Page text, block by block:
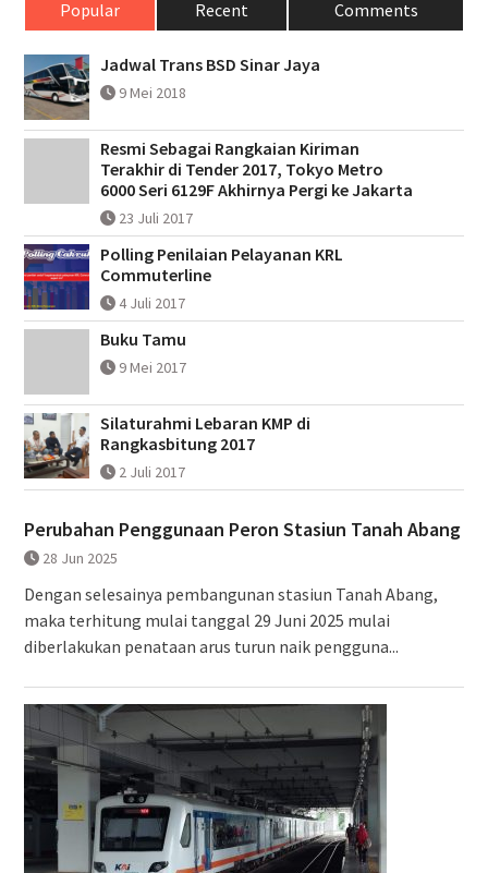
Popular Recent Comments
Jadwal Trans BSD Sinar Jaya
9 Mei 2018
Resmi Sebagai Rangkaian Kiriman
Terakhir di Tender 2017, Tokyo Metro
6000 Seri 6129F Akhirnya Pergi ke Jakarta
23 Juli 2017
Polling Penilaian Pelayanan KRL
Commuterline
4 Juli 2017
Buku Tamu
9 Mei 2017
Silaturahmi Lebaran KMP di
Rangkasbitung 2017
2 Juli 2017
Perubahan Penggunaan Peron Stasiun Tanah Abang
28 Jun 2025
Dengan selesainya pembangunan stasiun Tanah Abang,
maka terhitung mulai tanggal 29 Juni 2025 mulai
diberlakukan penataan arus turun naik pengguna...